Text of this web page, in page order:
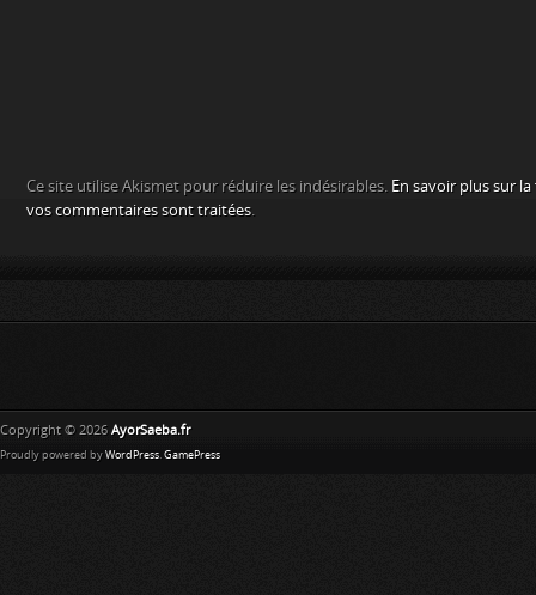
Ce site utilise Akismet pour réduire les indésirables. En savoir plus sur
vos commentaires sont traitées.
Copyright © 2026 AyorSaeba.fr
Proudly powered by WordPress. GamePress